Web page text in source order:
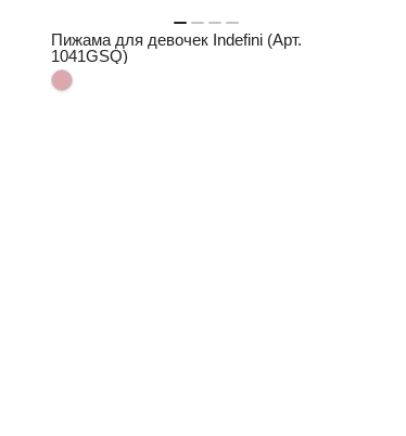
Пижама для девочек Indefini (Арт.
1041GSQ)